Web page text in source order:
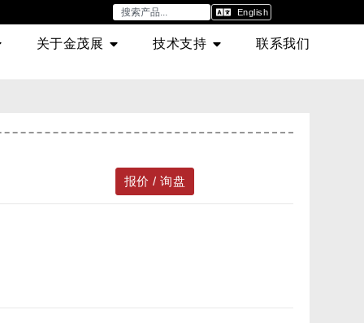
English
关于金茂展 技术支持 联系我们
报价 / 询盘